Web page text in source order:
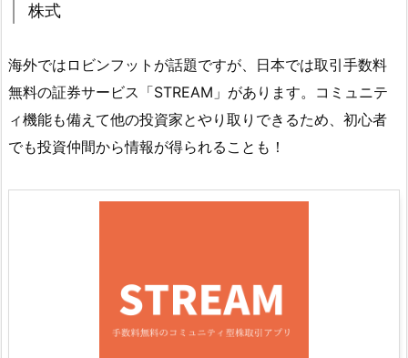
株式
海外ではロビンフットが話題ですが、日本では取引手数料
無料の証券サービス「STREAM」があります。コミュニテ
ィ機能も備えて他の投資家とやり取りできるため、初心者
でも投資仲間から情報が得られることも！